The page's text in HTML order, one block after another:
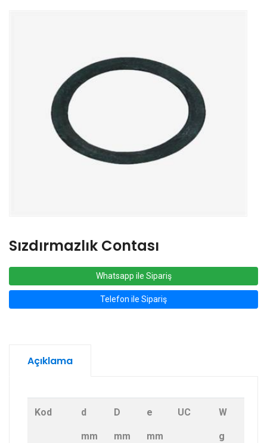
Sızdırmazlık Contası
Whatsapp ile Sipariş
Telefon ile Sipariş
Açıklama
Kod d
mm
D
mm
e
mm
UC W
g